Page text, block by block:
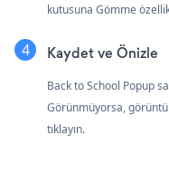
kutusuna Gömme
Kaydet ve Önizle
Back to School Popup
Görünmüyorsa,
tıklayın.